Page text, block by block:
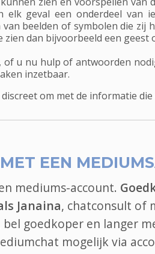
geval een onderdeel van
beelden of symbolen die
dan bijvoorbeeld een
of u nu hulp of antwoorden
inzetbaar.
om met de informatie
EEN
mediums-account.
Janaina, chatconsult of
goedkoper en langer
mogelijk via